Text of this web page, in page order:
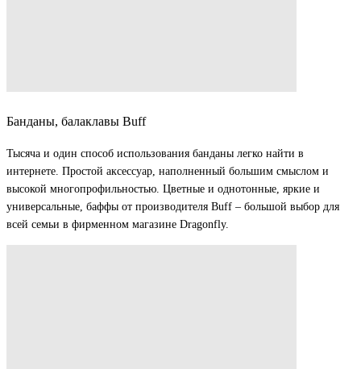
Банданы, балаклавы Buff
Тысяча и один способ использования банданы легко найти в
интернете. Простой аксессуар, наполненный большим смыслом и
высокой многопрофильностью. Цветные и однотонные, яркие и
универсальные, баффы от производителя Buff – большой выбор для
всей семьи в фирменном магазине Dragonfly.